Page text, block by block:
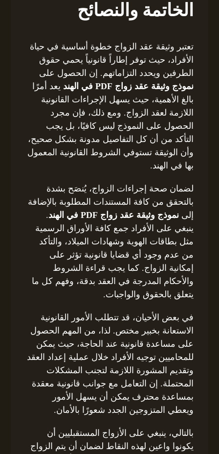
الخاتمة والنصائح
تعتبر وثيقة عقد الزواج خطوة أساسية في حياة
الأفراد، حيث توفر إطاراً قانونياً يحمي حقوق
الطرفين ويحدد التزاماتهم. إن الحصول على
نموذج وثيقة عقد زواج PDF في الهند
يعد أمرًا
بالغ الأهمية، حيث يسهل الإجراءات القانونية
اللازمة لعقد الزواج. ومع ذلك، فإن مجرد
الحصول على النموذج ليس كافيًا، بل يجب
التأكد من أن كل التفاصيل مدونة بشكل صحيح،
وأن الوثيقة تستوفي الشروط القانونية المعمول
بها في الهند.
لضمان صحة إجراءات الزواج، يُنصَح بشدة
بالتحقق من كافة المستندات المطلوبة بالإضافة
إلىنموذج وثيقة عقد زواج PDF في الهند
.
ينبغي على الأفراد جمع كافة الأوراق الرسمية
مثل بطاقات الهوية وشهادات الميلاد، والتأكد
من عدم وجود أي قضايا قانونية تؤثر على
إمكانية الزواج. كما يجب قراءة الشروط
والأحكام المدرجة في العقد بدقة، وفهم كل ما
يتعلق بالحقوق والواجبات.
في بعض الأحيان، قد تتطلب الأمور القانونية
الاستعانة بخبير مختص. لذا، من المهم الحصول
على مساعدة قانونية عند الحاجة، حيث يمكن
للمحاميين توجيه الأفراد خلال عملية إعداد العقد
وتقديم المشورة اللازمة لتجنب المشكلات
المحتملة. إن التعامل مع جوانب قانونية معقدة
بمساعدة محترف يمكن أن يسهل الأمور
ويعطي المتزوجين الجدد شعورًا بالأمان.
بالتالي، ينبغي على الأزواج المستقبليين أن
يكونوا واعين لهذه النقاط لضمان أن يتم الزواج